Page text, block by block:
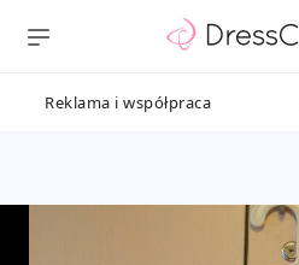
Reklama i współpraca